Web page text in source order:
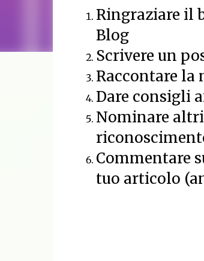
Ringraziare il
Blog
Scrivere un
Raccontare la
Dare consigli
Nominare altri
Commentare
tuo articolo